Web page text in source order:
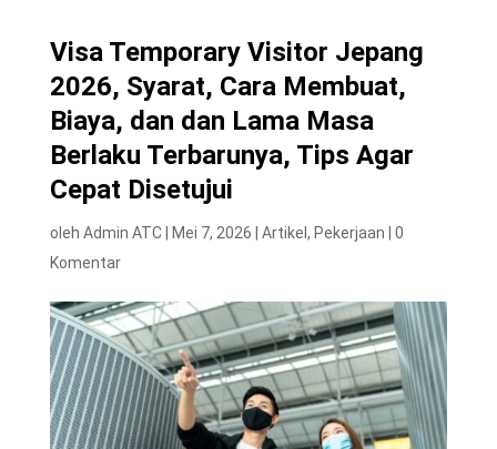
Visa Temporary Visitor Jepang
2026, Syarat, Cara Membuat,
Biaya, dan dan Lama Masa
Berlaku Terbarunya, Tips Agar
Cepat Disetujui
oleh Admin ATC| Mei 7, 2026 Artikel , Pekerjaan
0
Komentar